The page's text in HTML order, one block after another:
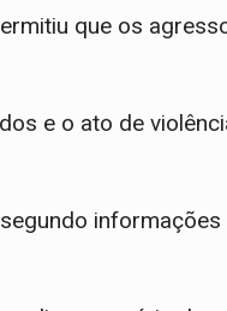
que os
e o ato de
informações